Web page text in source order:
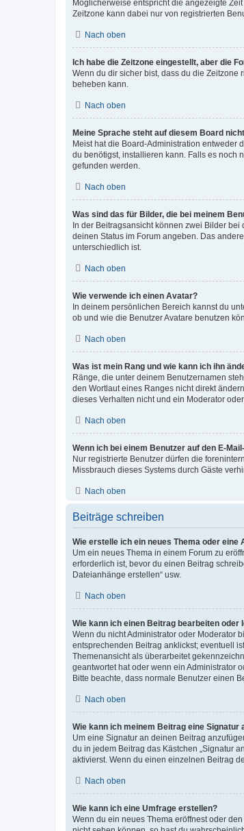
Möglicherweise entspricht die angezeigte
Zeitzone kann dabei nur von registrierten
Nach oben
Ich habe die Zeitzone eingestellt, aber die
Wenn du dir sicher bist, dass du die Zeitzone
beheben kann.
Nach oben
Meine Sprache steht auf diesem Board
Meist hat die Board-Administration entweder
du benötigst, installieren kann. Falls es noch
gefunden werden.
Nach oben
Was sind das für Bilder, die bei meinem
In der Beitragsansicht können zwei Bilder
deinen Status im Forum angeben. Das
unterschiedlich ist.
Nach oben
Wie verwende ich einen Avatar?
In deinem persönlichen Bereich kannst du
ob und wie die Benutzer Avatare benutzen
Nach oben
Was ist mein Rang und wie kann ich ihn
Ränge, die unter deinem Benutzernamen
den Wortlaut eines Ranges nicht direkt
dieses Verhalten nicht und ein Moderator
Nach oben
Wenn ich bei einem Benutzer auf den E-
Nur registrierte Benutzer dürfen die
Missbrauch dieses Systems durch Gäste
Nach oben
Beiträge schreiben
Wie erstelle ich ein neues Thema oder eine
Um ein neues Thema in einem Forum zu
erforderlich ist, bevor du einen Beitrag
Dateianhänge erstellen“ usw.
Nach oben
Wie kann ich einen Beitrag bearbeiten oder
Wenn du nicht Administrator oder Moderator
entsprechenden Beitrag anklickst; eventuell
Themenansicht als überarbeitet
geantwortet hat oder wenn ein Administrator
Bitte beachte, dass normale Benutzer einen
Nach oben
Wie kann ich meinem Beitrag eine Signatur
Um eine Signatur an deinen Beitrag
du in jedem Beitrag das Kästchen „Signatur
aktivierst. Wenn du einen einzelnen Beitrag
Nach oben
Wie kann ich eine Umfrage erstellen?
Wenn du ein neues Thema eröffnest oder